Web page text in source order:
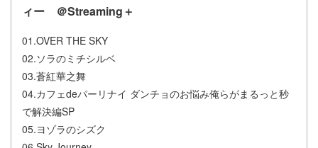
ィー ＠Streaming＋
01.OVER THE SKY
02.ソラのミチシルベ
03.蒼紅華之舞
04.カフェdeパーリナイ ダンチョのお悩み俺らがまるっと秒
で解決編SP
05.ヨゾラのシズク